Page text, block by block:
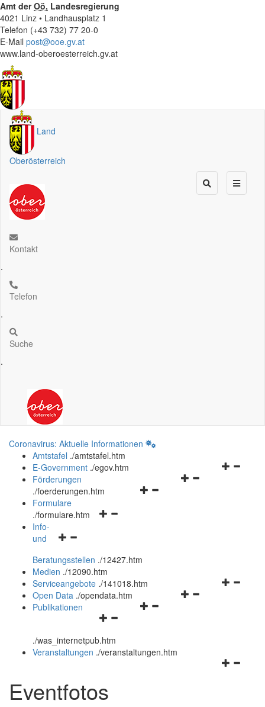
Amt derOö. Landesregierung
4021 Linz • Landhausplatz 1
Telefon (+43 732) 77 20-0
E-Mail post@ooe.gv.at
www.land-oberoesterreich.gv.at
Land
Oberösterreich
Kontakt
.
Telefon
.
Suche
.
Coronavirus: Aktuelle Informationen
Amtstafel ./amtstafel.htm
Navigationsmenü
E-Government ./egov.htm
Navigationsmenü
Förderungen
./foerderungen.htm
Navigationsmenü
Formulare
./formulare.htm
Navigationsmenü
und
schließen
Info-
und
Beratungsstellen ./12427.htm
Medien ./12090.htm
Navigationsmenü
Serviceangebote ./141018.htm
Navigationsmenü
Open Data ./opendata.htm
Navigationsmenü
und
schließen
Publikationen
./was_internetpub.htm
Veranstaltungen ./veranstaltungen.htm
Eventfotos